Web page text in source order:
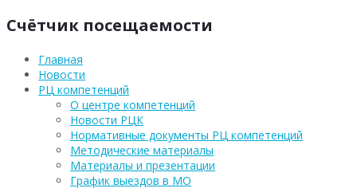
Счётчик посещаемости
Главная
Новости
РЦ компетенций
О центре компетенций
Новости РЦК
Нормативные документы РЦ компетенций
Методические материалы
Материалы и презентации
График выездов в МО